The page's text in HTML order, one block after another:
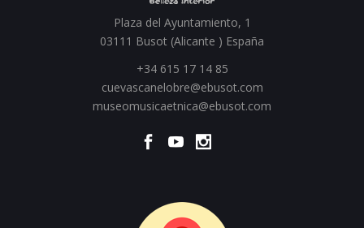
Plaza del Ayuntamiento, 1
03111 Busot (Alicante ) España
+34 615 17 14 85
cuevascanelobre@ebusot.com
museomusicaetnica@ebusot.com